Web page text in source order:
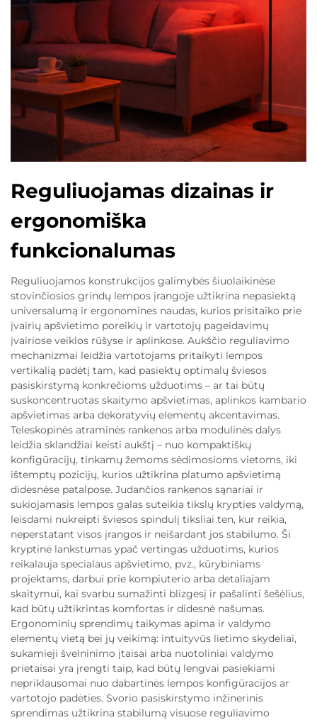
Reguliuojamas dizainas ir
ergonomiška
funkcionalumas
Reguliuojamos konstrukcijos galimybės šiuolaikinėse
stovinčiosios grindų lempos įrangoje užtikrina nepasiektą
universalumą ir ergonomines naudas, kurios prisitaiko prie
įvairių apšvietimo poreikių ir vartotojų pageidavimų
įvairiose veiklos rūšyse ir aplinkose. Aukščio reguliavimo
mechanizmai leidžia vartotojams pritaikyti lempos
vertikalią padėtį tam, kad pasiektų optimalų šviesos
pasiskirstymą konkrečioms užduotims – ar tai būtų
suskoncentruotas skaitymo apšvietimas, aplinkos kambario
apšvietimas arba dekoratyvių elementų akcentavimas.
Teleskopinės atraminės rankenos arba modulinės dalys
leidžia sklandžiai keisti aukštį – nuo kompaktiškų
konfigūracijų, tinkamų žemoms sėdimosioms vietoms, iki
ištemptų pozicijų, kurios užtikrina platumo apšvietimą
didesnėse patalpose. Judančios rankenos sąnariai ir
sukiojamasis lempos galas suteikia tikslų krypties valdymą,
leisdami nukreipti šviesos spindulį tiksliai ten, kur reikia,
neperstatant visos įrangos ir neišardant jos stabilumo. Ši
kryptinė lankstumas ypač vertingas užduotims, kurios
reikalauja specialaus apšvietimo, pvz., kūrybiniams
projektams, darbui prie kompiuterio arba detaliajam
skaitymui, kai svarbu sumažinti blizgesį ir pašalinti šešėlius,
kad būtų užtikrintas komfortas ir didesnė našumas.
Ergonominių sprendimų taikymas apima ir valdymo
elementų vietą bei jų veikimą: intuityvūs lietimo skydeliai,
sukamieji švelninimo įtaisai arba nuotoliniai valdymo
prietaisai yra įrengti taip, kad būtų lengvai pasiekiami
nepriklausomai nuo dabartinės lempos konfigūracijos ar
vartotojo padėties. Svorio pasiskirstymo inžinerinis
sprendimas užtikrina stabilumą visuose reguliavimo